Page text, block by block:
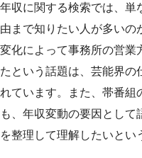
年収に関する検索では、単
由まで知りたい人が多いの
変化によって事務所の営業
たという話題は、芸能界の
れています。また、帯番組
も、年収変動の要因とし
を整理して理解したいとい